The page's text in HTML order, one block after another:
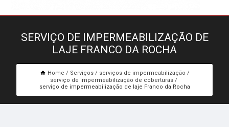
SERVIÇO DE IMPERMEABILIZAÇÃO DE
LAJE FRANCO DA ROCHA
Home Serviços
serviços de impermeabilização
serviço de impermeabilização de coberturas
serviço de impermeabilização de laje Franco da Rocha